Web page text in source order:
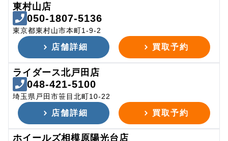
東村山店
050-1807-5136
東京都東村山市本町1-9-2
店舗詳細 買取予約
ライダース北戸田店
048-421-5100
埼玉県戸田市笹目北町10-22
店舗詳細 買取予約
ホイールズ相模原陽光台店